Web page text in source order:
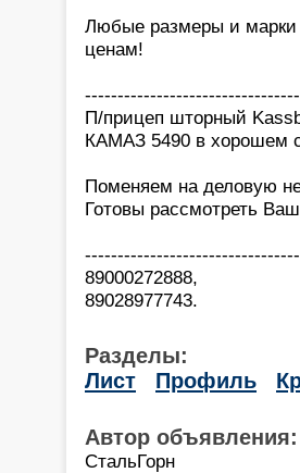
Любые размеры и
ценам!
П/прицеп шторный
КАМАЗ 5490 в хорошем
Поменяем на деловую
Готовы рассмотреть
89000272888,
89028977743.
Разделы:
Лист
Профиль
Автор объявления:
СтальГорн